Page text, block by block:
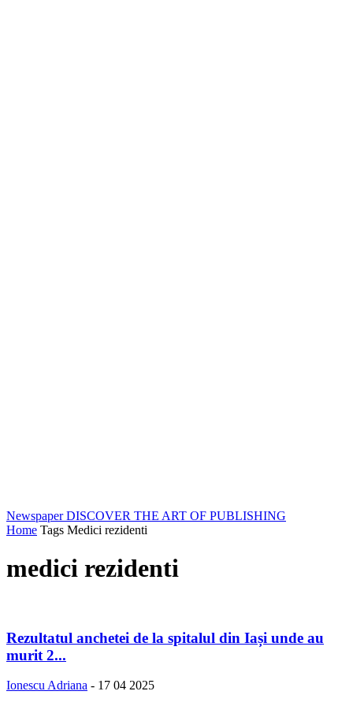
Newspaper DISCOVER THE ART OF PUBLISHING
Home Tags Medici rezidenti
medici rezidenti
Rezultatul anchetei de la spitalul din Iași unde au
murit 2...
Ionescu Adriana - 17 04 2025